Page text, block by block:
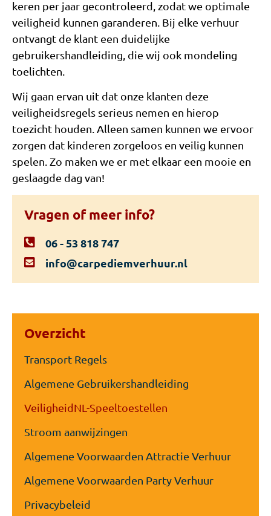
keren per jaar gecontroleerd, zodat we optimale
veiligheid kunnen garanderen. Bij elke verhuur
ontvangt de klant een duidelijke
gebruikershandleiding, die wij ook mondeling
toelichten.
Wij gaan ervan uit dat onze klanten deze
veiligheidsregels serieus nemen en hierop
toezicht houden. Alleen samen kunnen we ervoor
zorgen dat kinderen zorgeloos en veilig kunnen
spelen. Zo maken we er met elkaar een mooie en
geslaagde dag van!
Vragen of meer info?
06 - 53 818 747
info@carpediemverhuur.nl
Overzicht
Transport Regels
Algemene Gebruikershandleiding
VeiligheidNL-Speeltoestellen
Stroom aanwijzingen
Algemene Voorwaarden Attractie Verhuur
Algemene Voorwaarden Party Verhuur
Privacybeleid